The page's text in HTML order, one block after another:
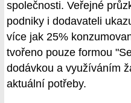
společnosti. Veřejné
podniky i dodavateli
více jak 25%
tvořeno pouze formou
dodávkou a využíváním
aktuální potřeby.